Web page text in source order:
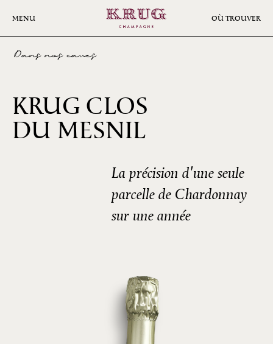
MENU OÙ TROUVER
Dans nos caves
KRUG CLOS
DU MESNIL
La précision d'une seule
parcelle de Chardonnay
sur une année